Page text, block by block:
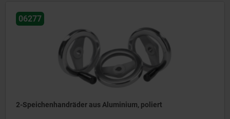
06277
2-Speichenhandräder aus Aluminium, poliert